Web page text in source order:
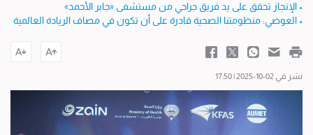
• الإنجاز تحقق على يد فريق جراحي من مستشفى «جابر الأحمد»
• العوضي: منظومتنا الصحية قادرة على أن تكون في مصاف الريادة العالمية
نشر في 02-10-2025 | 17:50